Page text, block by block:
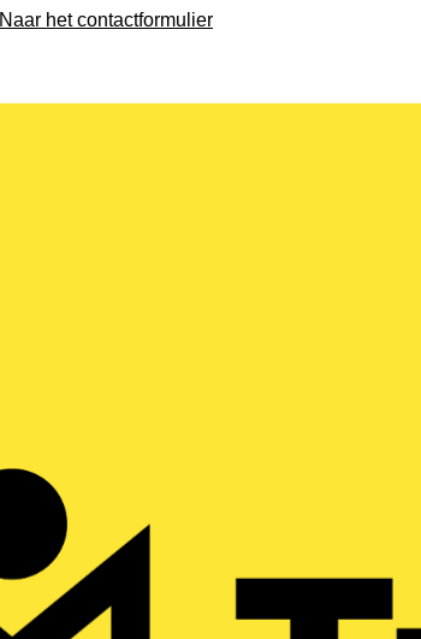
Naar het contactformulier